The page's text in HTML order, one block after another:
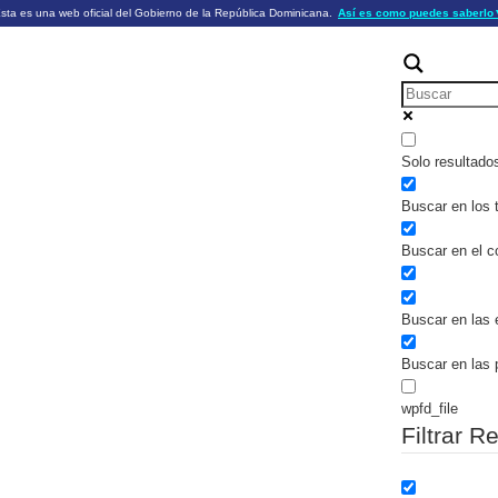
es una web oficial del Gobierno de la República Dominicana. Así es como puedes saberlo
utilizan .gob.do o .gov.do
Los sitios web oficiales .gob.do o
https://
un sitio seguro dentro de .gob.do o
información confidencial sólo en los
Solo
Buscar en los
Buscar en el
Buscar en las
Buscar en las
wpfd_file
Filtrar